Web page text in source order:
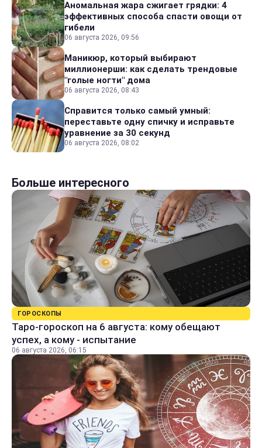
Аномальная жара сжигает грядки: 4
эффективных способа спасти овощи от
гибели
06 августа 2026, 09:56
Маникюр, который выбирают
миллионерши: как сделать трендовые
"голые ногти" дома
06 августа 2026, 08:43
Справится только самый умный:
переставьте одну спичку и исправьте
уравнение за 30 секунд
06 августа 2026, 08:02
Больше интересного
ГОРОСКОПЫ
Таро-гороскоп на 6 августа: кому обещают
успех, а кому - испытание
06 августа 2026, 06:15